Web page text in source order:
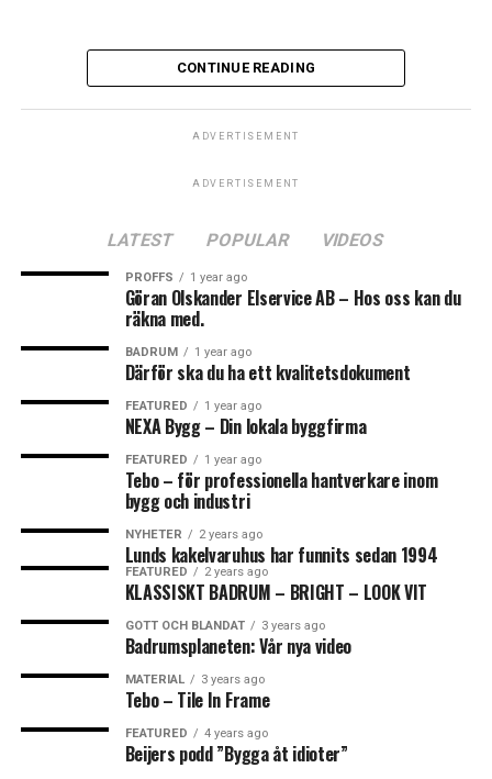
0 0
LOVE
0
WTF BADRUM
FISKBEN
0
Leave your vote
What's Your Reaction?
ANGRY CRY
Vi tar oss dock an arbete i större delen av Skåne och har
utfört jobb från Ystad till Åhus.
Vår primära kundbas är privatpersoner eller så kallade
När det kommer till arbeten som vi inte själva utför,
tillexempel el eller VVS, så har vi några riktigt bra
samarbetspartners inom detta så att vi alltid kan
erbjuda er en totallösning på projekten.
Ni behöver alltså inte ha kontakt med flera olika företag
utan ni har bara en kontakt, oss.
https://nexabygg.se/
CONTINUE READING
ADVERTISEMENT
ADVERTISEMENT
LATEST POPULAR VIDEOS
PROFFS 1 year ago
Göran Olskander Elservice AB – Hos oss kan du
räkna med.
BADRUM 1 year ago
Därför ska du ha ett kvalitetsdokument
FEATURED 1 year ago
NEXA Bygg – Din lokala byggfirma
FEATURED 1 year ago
Tebo – för professionella hantverkare inom
bygg och industri
NYHETER 2 years ago
Lunds kakelvaruhus har funnits sedan 1994
FEATURED 2 years ago
KLASSISKT BADRUM – BRIGHT – LOOK VIT
GOTT OCH BLANDAT 3 years ago
Badrumsplaneten: Vår nya video
MATERIAL 3 years ago
Tebo – Tile In Frame
FEATURED 4 years ago
Beijers podd ”Bygga åt idioter”